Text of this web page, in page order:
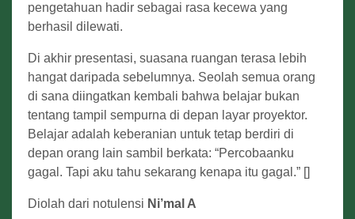
pengetahuan hadir sebagai rasa kecewa yang
berhasil dilewati.
Di akhir presentasi, suasana ruangan terasa lebih
hangat daripada sebelumnya. Seolah semua orang
di sana diingatkan kembali bahwa belajar bukan
tentang tampil sempurna di depan layar proyektor.
Belajar adalah keberanian untuk tetap berdiri di
depan orang lain sambil berkata: “Percobaanku
gagal. Tapi aku tahu sekarang kenapa itu gagal.” []
Diolah dari notulensi Ni’mal A